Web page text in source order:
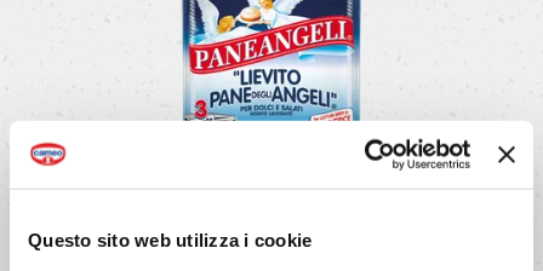
Questo sito web utilizza i cookie
SENZA GLUTINE VEGANO